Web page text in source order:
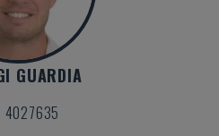
GUARDIA
4027635